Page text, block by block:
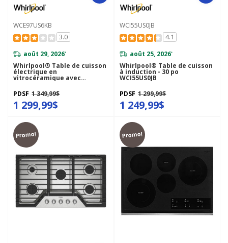
WCE97US6KB
3.0
août 29, 2026*
Whirlpool® Table de cuisson
électrique en
vitrocéramique avec
élément radiant triple - 36
po WCE97US6KB
PDSF 1 349,99$
1 299,99$
WCI55US0JB
4.1
août 25, 2026*
Whirlpool® Table de cuisson
à induction - 30 po
WCI55US0JB
PDSF 1 299,99$
1 249,99$
Promo! Promo!